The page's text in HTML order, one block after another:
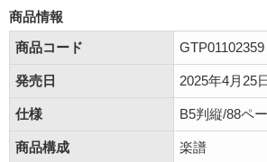
商品情報
商品コード
GTP01102359
発売日 2025年4月25
仕様 B5判縦/88ペ
商品構成 楽譜